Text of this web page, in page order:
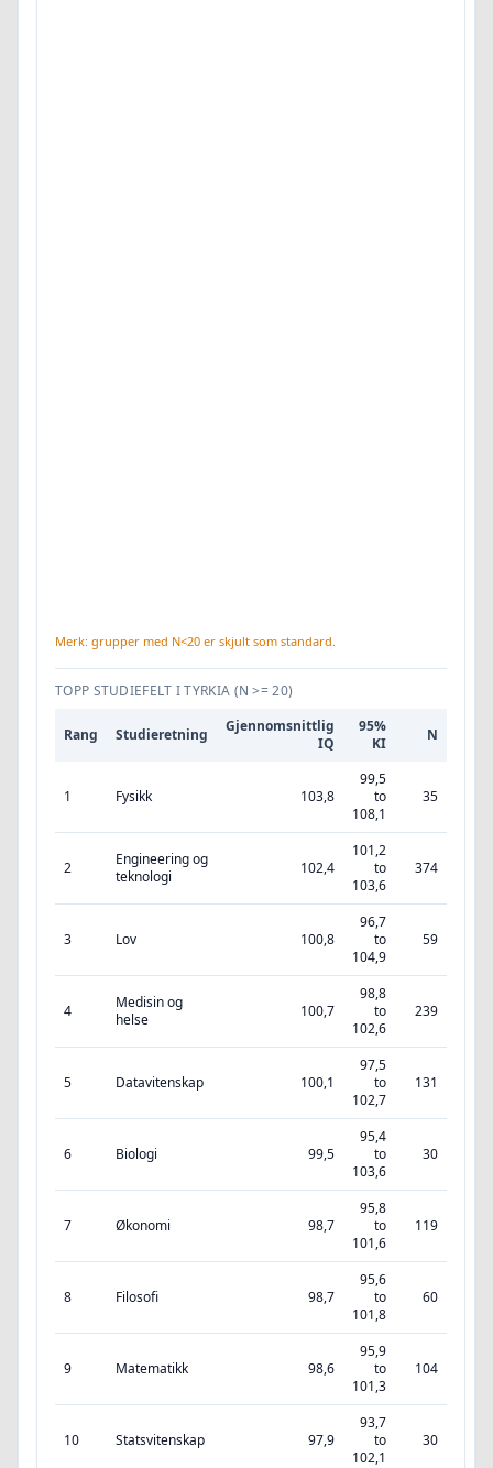
Merk: grupper med N<20 er skjult som standard.
TOPP STUDIEFELT I TYRKIA (N >= 20)
Rang Studieretning
Gjennomsnittlig
IQ
95%
KI
N
1 Fysikk 103,8
99,5
to
108,1
35
2
Engineering og
teknologi
102,4
101,2
to
103,6
374
3 Lov 100,8
96,7
to
104,9
59
4
Medisin og
helse
100,7
98,8
to
102,6
239
5 Datavitenskap 100,1
97,5
to
102,7
131
6 Biologi 99,5
95,4
to
103,6
30
7 Økonomi 98,7
95,8
to
101,6
119
8 Filosofi 98,7
95,6
to
101,8
60
9 Matematikk 98,6
95,9
to
101,3
104
10 Statsvitenskap 97,9
93,7
to
102,1
30